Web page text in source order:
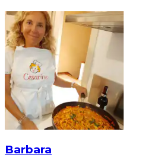
Barbara